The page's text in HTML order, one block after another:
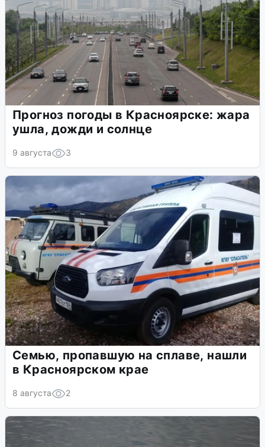
Прогноз погоды в Красноярске: жара
ушла, дожди и солнце
9 августа 3
Семью, пропавшую на сплаве, нашли
в Красноярском крае
8 августа 2